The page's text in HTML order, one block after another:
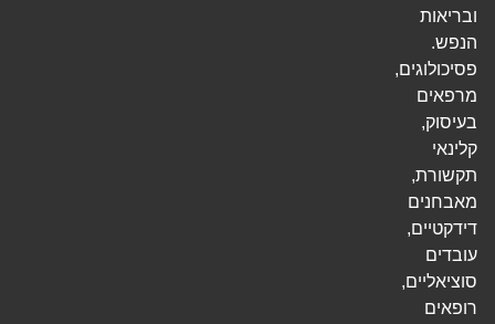
ובריאות
הנפש.
פסיכולוגים,
מרפאים
בעיסוק,
קלינאי
תקשורת,
מאבחנים
דידקטיים,
עובדים
סוציאליים,
רופאים